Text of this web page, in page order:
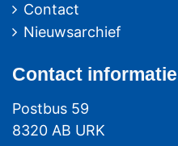
Contact
Nieuwsarchief
Contact informatie
Postbus 59
8320 AB URK